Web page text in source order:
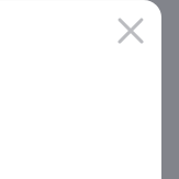
вас с Днем